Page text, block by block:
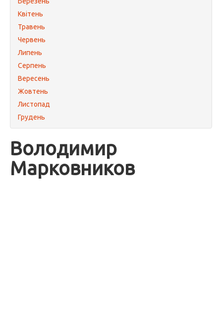
Квітень
Травень
Червень
Липень
Серпень
Вересень
Жовтень
Листопад
Грудень
Володимир
Марковников